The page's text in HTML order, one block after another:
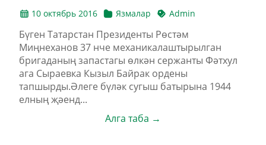
10 октябрь 2016 Язмалар Admin
Бүген Татарстан Президенты Рөстәм
Миңнеханов 37 нче механикалаштырылган
бригаданың запастагы өлкән сержанты Фәтхул
ага Сыраевка Кызыл Байрак ордены
тапшырды.Әлеге бүләк сугыш батырына 1944
елның җәенд...
Алга таба →